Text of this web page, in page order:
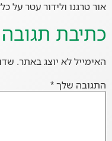
אור טרגנו ולידור עטר על
כתיבת תגובה
האימייל לא יוצג באתר.
התגובה שלך*